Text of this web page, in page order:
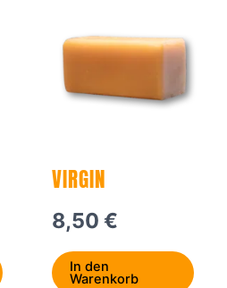
Produktseite
werden
VIRGIN
8,50 €
In den
Warenkorb